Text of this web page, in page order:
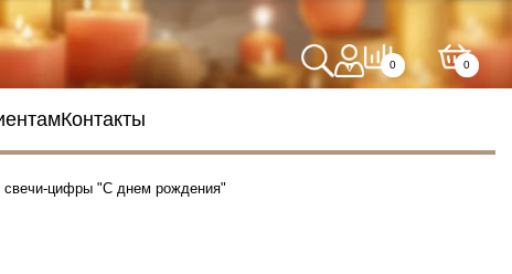
0 0
Контакты
свечи-цифры "С днем рождения"